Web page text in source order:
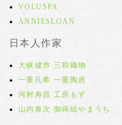
VOLUSPA
ANNIESLOAN
日本人作家
大峡健市 三和織物
一重孔希 一重陶房
河村寿昌 工房もず
山内泰次 御蒔絵やまうち